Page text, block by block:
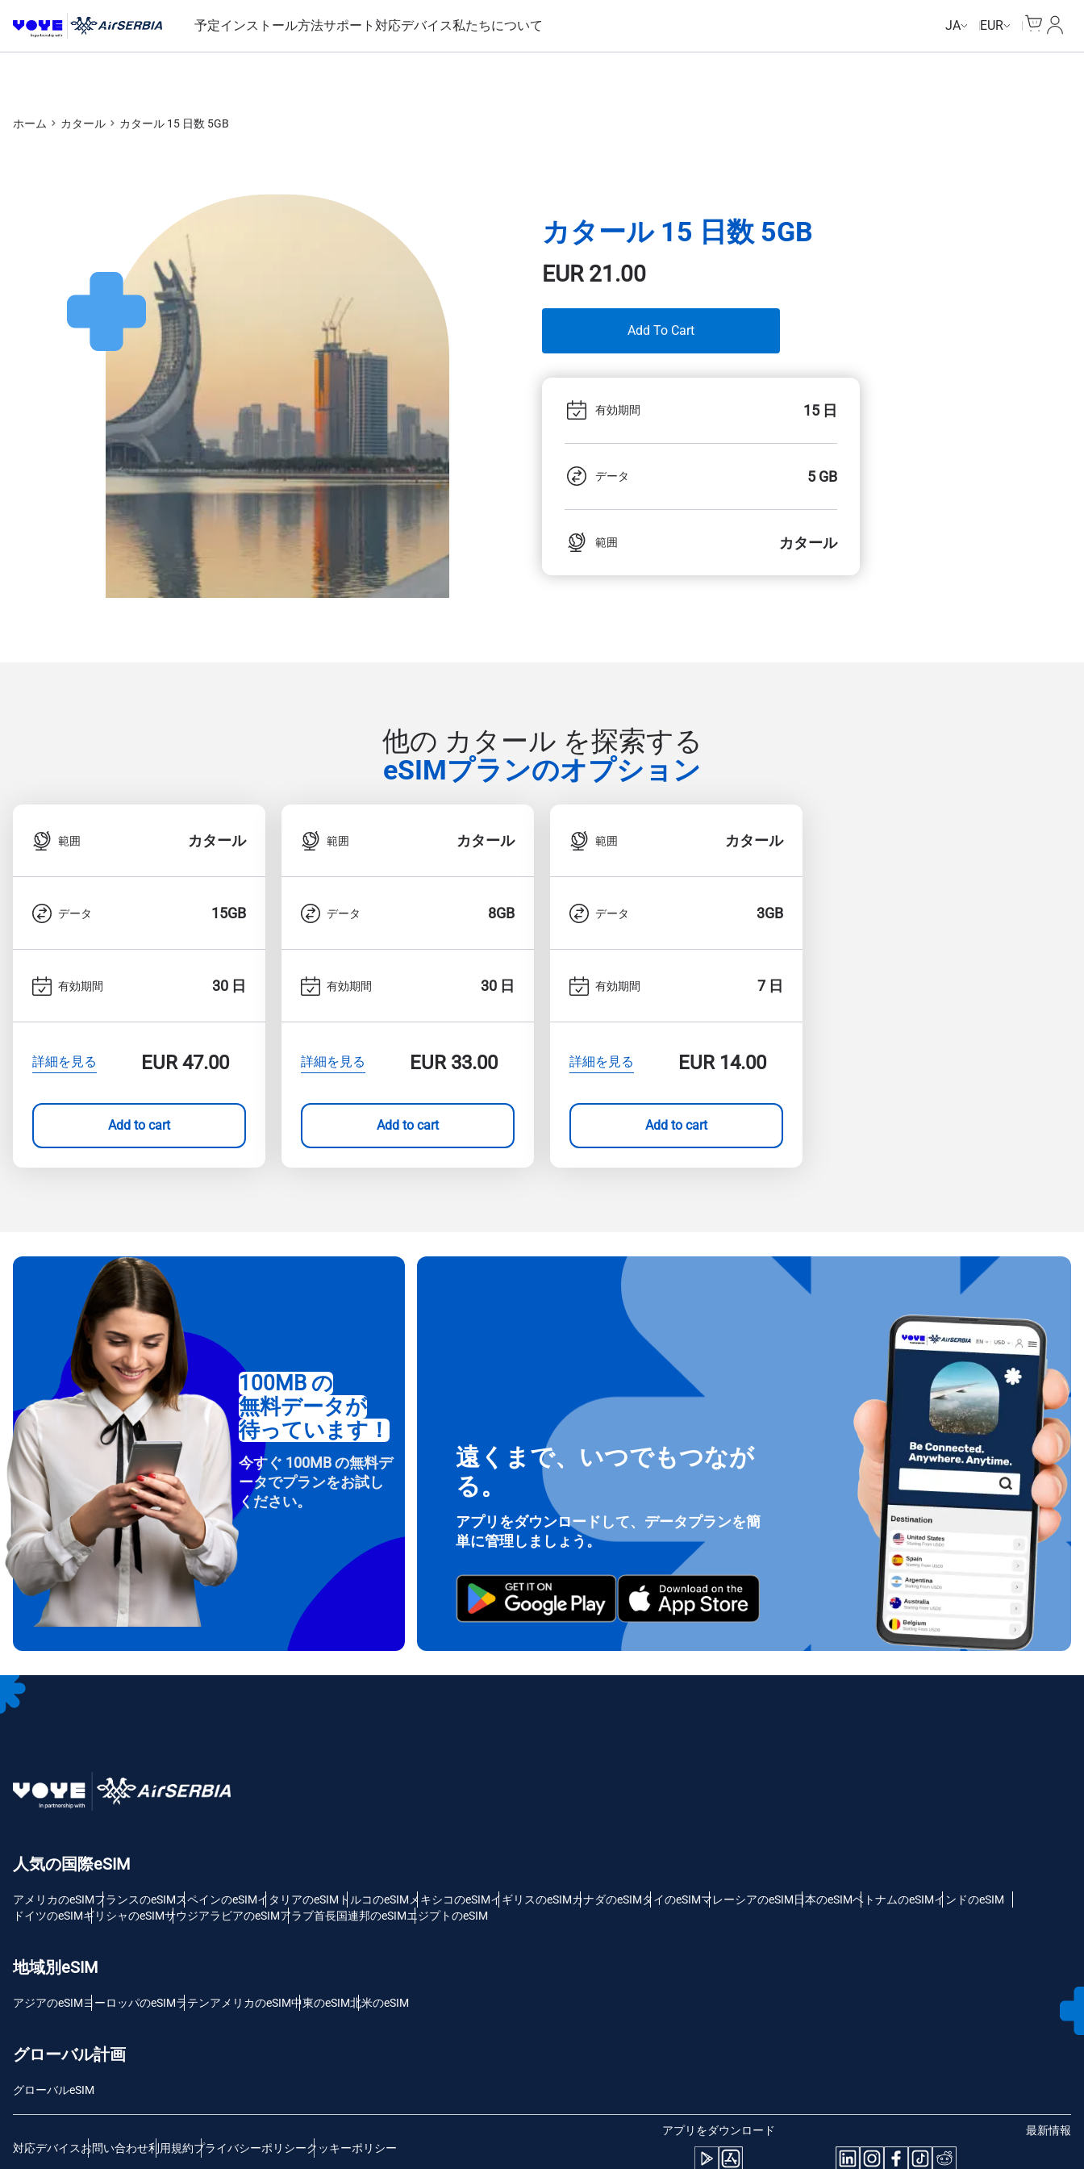
予定インストール方法サポート 対応デバイス私たちについて JA EUR
マイ
ホーム カタール カタール 15 日数 5GB
カタール 15 日数 5GB
EUR21.00
Add To Cart
有効期間 15 日
データ 5 GB
範囲 カタール
他の カタール を探索する
eSIMプランのオプション
範囲 カタール
データ 15GB
有効期間 30 日
詳細を見る EUR47.00
Add to cart
範囲 カタール
データ 8GB
有効期間 30 日
詳細を見る EUR33.00
Add to cart
範囲 カタール
データ 3GB
有効期間 7 日
詳細を見る EUR14.00
Add to cart
ポップアップを閉じる
How do I get my eSim?
To get your eSIM, start by checking if your device supports eSIM technology.
Then, contact your mobile carrier to request an eSIM activation. They will
provide you with a QR code or activation details that you can scan or enter
in your device settings. Once activated, you can enjoy the benefits of eSIM
without needing a physical SIM card!
100MB の
無料データが
待っています！
今すぐ 100MB の無料デ
ータでプランをお試し
ください。
遠くまで、いつでもつなが
る。
アプリをダウンロードして、データプランを簡
単に管理しましょう。
人気の国際eSIM
アメリカのeSIMフランスのeSIMスペインのeSIMイタリアのeSIM トルコのeSIM メキシコのeSIMイギリスのeSIMカナダのeSIMタイのeSIMマレーシアのeSIM日本のeSIMベトナムのeSIMインドのeSIM
ドイツのeSIMギリシャのeSIMサウジアラビアのeSIMアラブ首長国連邦のeSIMエジプトのeSIM
地域別eSIM
アジアのeSIMヨーロッパのeSIMラテンアメリカのeSIM中東のeSIM北米のeSIM
グローバル計画
グローバルeSIM
対応デバイスお問い合わせ利用規約プライバシーポリシークッキーポリシー
アプリをダウンロード 最新情報
Deutsch
Polski
THB - タイ・バーツ
ログインまたは登録
アカウントにログインするか、数秒でアカウントを作成してください。
メールアドレス